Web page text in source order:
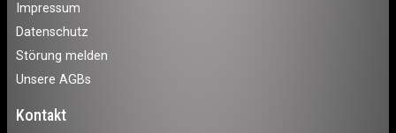
Impressum
Datenschutz
Störung melden
Unsere AGBs
Kontakt